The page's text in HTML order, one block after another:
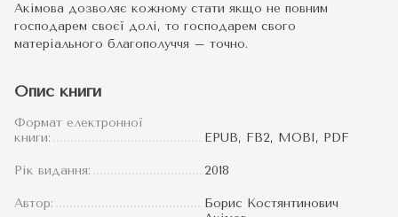
Акімова дозволяє кожному стати якщо не повним
господарем своєї долі, то господарем свого
матеріального благополуччя – точно.
Опис книги
Формат електронної
книги:
EPUB, FB2, MOBI, PDF
Рік видання: 2018
Автор:
Борис Костянтинович